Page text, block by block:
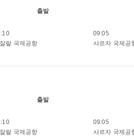
출발
랄 국제공항
09:05
샤르자 국제공
출발
랄 국제공항
09:05
샤르자 국제공